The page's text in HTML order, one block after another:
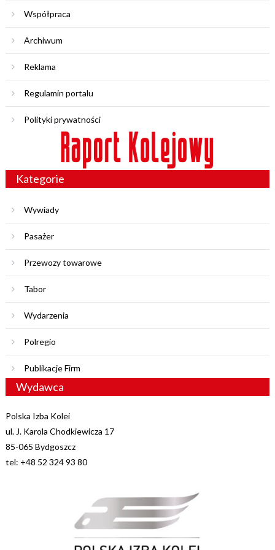
Współpraca
Archiwum
Reklama
Regulamin portalu
Polityki prywatności
Kategorie
Wywiady
Pasażer
Przewozy towarowe
Tabor
Wydarzenia
Polregio
Publikacje Firm
Wydawca
Polska Izba Kolei
ul. J. Karola Chodkiewicza 17
85-065 Bydgoszcz
tel: +48 52 324 93 80